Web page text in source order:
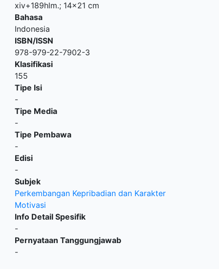
xiv+189hlm.; 14x21 cm
Bahasa
Indonesia
ISBN/ISSN
978-979-22-7902-3
Klasifikasi
155
Tipe Isi
-
Tipe Media
-
Tipe Pembawa
-
Edisi
-
Subjek
Perkembangan Kepribadian dan Karakter
Motivasi
Info Detail Spesifik
-
Pernyataan Tanggungjawab
-